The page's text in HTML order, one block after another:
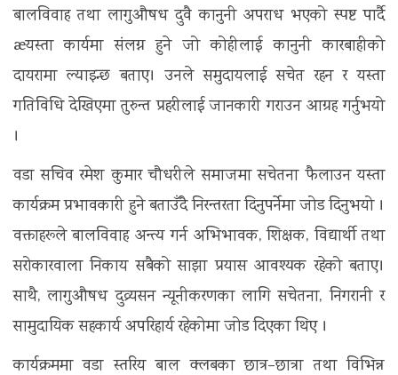
बालविवाह तथा लागुऔषध दुवै कानुनी अपराध भएको स्पष्ट पार्दै
æयस्ता कार्यमा संलग्न हुने जो कोहीलाई कानुनी कारबाहीको
दायरामा ल्याइन्छ बताए। उनले समुदायलाई सचेत रहन र यस्ता
गतिविधि देखिएमा तुरुन्त प्रहरीलाई जानकारी गराउन आग्रह गर्नुभयो
।
वडा सचिव रमेश कुमार चौधरीले समाजमा सचेतना फैलाउन यस्ता
कार्यक्रम प्रभावकारी हुने बताउँदै निरन्तरता दिनुपर्नेमा जोड दिनुभयो ।
वक्ताहरूले बालविवाह अन्त्य गर्न अभिभावक, शिक्षक, विद्यार्थी तथा
सरोकारवाला निकाय सबैको साझा प्रयास आवश्यक रहेको बताए।
साथै, लागुऔषध दुव्र्यसन न्यूनीकरणका लागि सचेतना, निगरानी र
सामुदायिक सहकार्य अपरिहार्य रहेकोमा जोड दिएका थिए ।
कार्यक्रममा वडा स्तरिय बाल क्लबका छात्र–छात्रा तथा विभिन्न